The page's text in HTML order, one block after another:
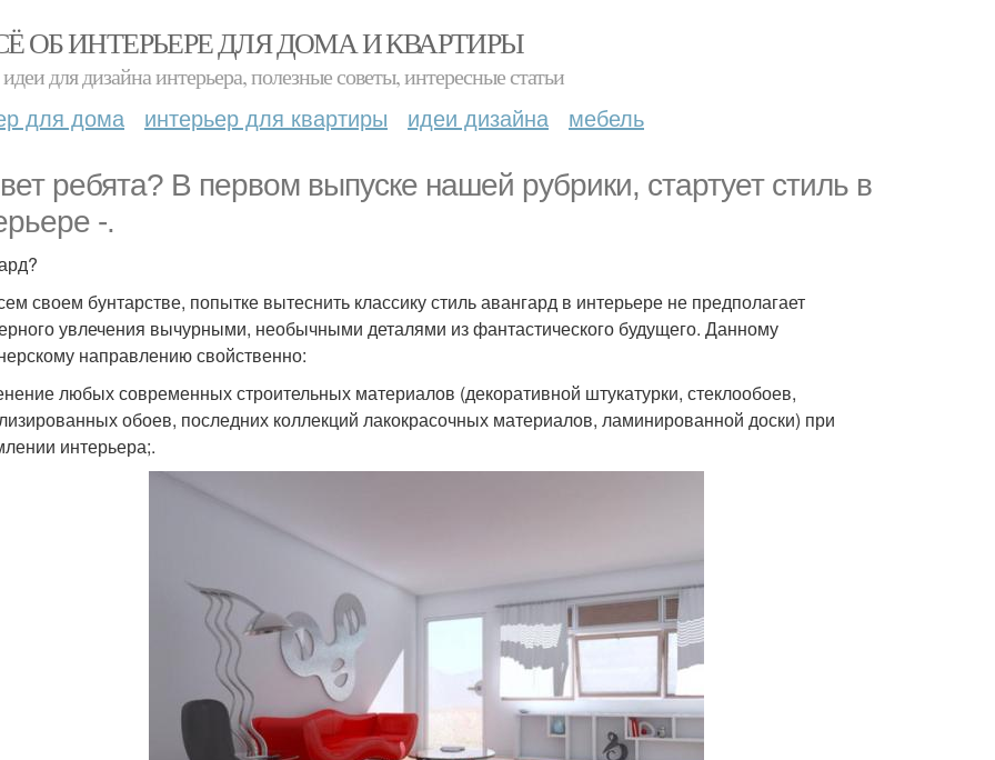
ОБ ИНТЕРЬЕРЕ ДЛЯ ДОМА И КВАРТИРЫ
для дизайна интерьера, полезные советы, интересные статьи
для дома интерьер для квартиры идеи дизайна мебель
ребята? В первом выпуске нашей рубрики, стартует стиль в
-.
своем бунтарстве, попытке вытеснить классику стиль авангард в интерьере не предполагает
увлечения вычурными, необычными деталями из фантастического будущего. Данному
направлению свойственно:
любых современных строительных материалов (декоративной штукатурки, стеклообоев,
обоев, последних коллекций лакокрасочных материалов, ламинированной доски) при
интерьера;.